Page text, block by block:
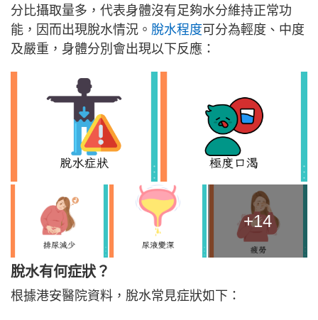
分比攝取量多，代表身體沒有足夠水分維持正常功
能，因而出現脫水情況。 脫水程度可分為輕度、中度
及嚴重，身體分別會出現以下反應：
+14
脫水有何症狀？
根據港安醫院資料，脫水常見症狀如下：